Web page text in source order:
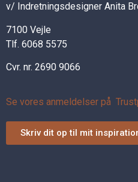
v/ Indretningsdesigner Anita
7100 Vejle
Tlf. 6068 5575
Cvr. nr. 2690 9066
Se vores anmeldelser på
Skriv dit op til mit